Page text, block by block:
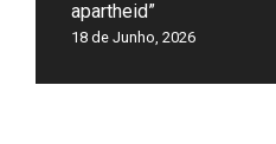
apartheid”
18 de Junho, 2026